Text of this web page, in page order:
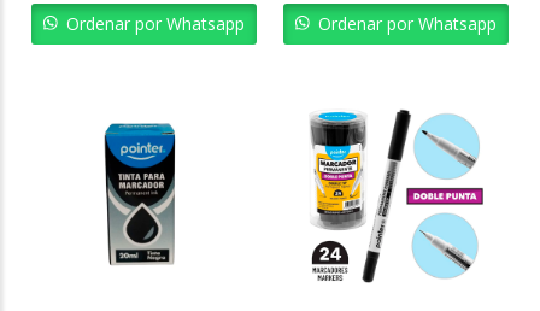
Ordenar por Whatsapp Ordenar por Whatsapp